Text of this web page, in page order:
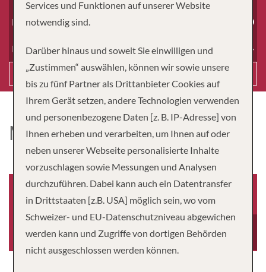
Dauer
Reiseart
Suchen
MS SANTA CRUZ II
Baujahr
2021
Tonnage
2,664
Services und Funktionen auf unserer Website
notwendig sind.
Darüber hinaus und soweit Sie einwilligen und
„Zustimmen“ auswählen, können wir sowie unsere
bis zu fünf Partner als Drittanbieter Cookies auf
Ihrem Gerät setzen, andere Technologien verwenden
und personenbezogene Daten [z. B. IP-Adresse] von
Ihnen erheben und verarbeiten, um Ihnen auf oder
neben unserer Webseite personalisierte Inhalte
vorzuschlagen sowie Messungen und Analysen
durchzuführen. Dabei kann auch ein Datentransfer
in Drittstaaten [z.B. USA] möglich sein, wo vom
Schweizer- und EU-Datenschutzniveau abgewichen
werden kann und Zugriffe von dortigen Behörden
nicht ausgeschlossen werden können.